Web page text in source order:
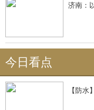
济南：
今日看点
【防